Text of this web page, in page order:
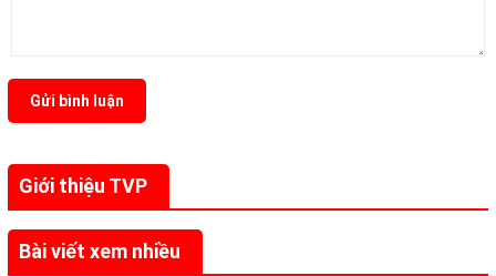
Giới thiệu TVP
Bài viết xem nhiều
Gửi bình luận